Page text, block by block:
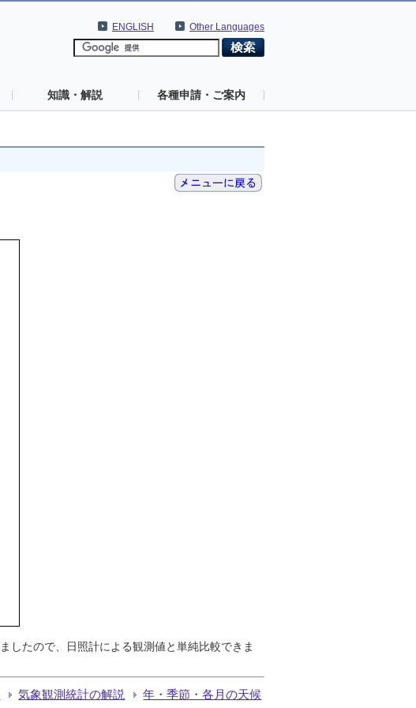
Other Languages
ENGLISH
知識・解説 各種申請・ご案内
したので、日照計による観測値と単純比較できま
気象観測統計の解説 年・季節・各月の天候